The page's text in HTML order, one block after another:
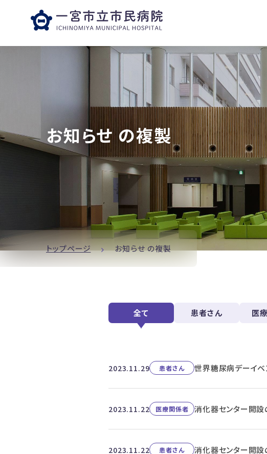
お知らせ の複製
トップページ お知らせ の複製
全て 患者さん 医
2023.11.29 患者さん 世界糖尿病デーイベ
2023.11.22 医療関係者 消化器センター開設
2023.11.22 患者さん 消化器センター開設